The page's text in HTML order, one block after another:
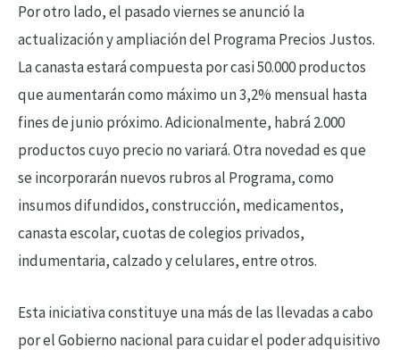
Por otro lado, el pasado viernes se anunció la
actualización y ampliación del Programa Precios Justos.
La canasta estará compuesta por casi 50.000 productos
que aumentarán como máximo un 3,2% mensual hasta
fines de junio próximo. Adicionalmente, habrá 2.000
productos cuyo precio no variará. Otra novedad es que
se incorporarán nuevos rubros al Programa, como
insumos difundidos, construcción, medicamentos,
canasta escolar, cuotas de colegios privados,
indumentaria, calzado y celulares, entre otros.
Esta iniciativa constituye una más de las llevadas a cabo
por el Gobierno nacional para cuidar el poder adquisitivo